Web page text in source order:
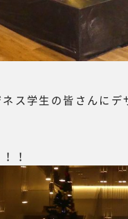
ス学生の皆さんにデ
！